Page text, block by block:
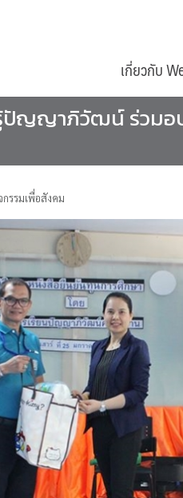
เกี่ยวกับ
ปัญญาภิวัฒน์ ร่วมอ
กรรมเพื่อสังคม